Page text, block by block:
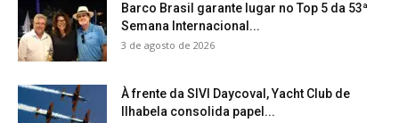
Barco Brasil garante lugar no Top 5 da 53ª
Semana Internacional...
3 de agosto de 2026
À frente da SIVI Daycoval, Yacht Club de
Ilhabela consolida papel...